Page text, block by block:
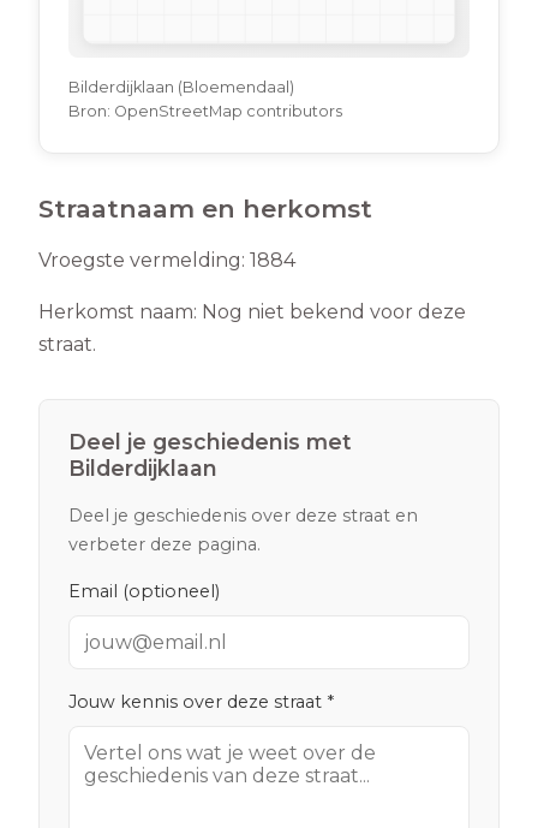
Bilderdijklaan (Bloemendaal)
Bron: OpenStreetMap contributors
Straatnaam en herkomst
Vroegste vermelding: 1884
Herkomst naam: Nog niet bekend voor deze
straat.
Deel je geschiedenis met
Bilderdijklaan
Deel je geschiedenis over deze straat en
verbeter deze pagina.
Email (optioneel)
Jouw kennis over deze straat *